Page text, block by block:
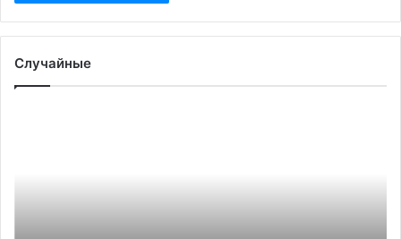
Случайные